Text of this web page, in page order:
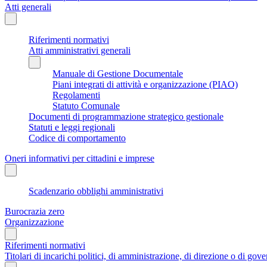
Atti generali
Riferimenti normativi
Atti amministrativi generali
Manuale di Gestione Documentale
Piani integrati di attività e organizzazione (PIAO)
Regolamenti
Statuto Comunale
Documenti di programmazione strategico gestionale
Statuti e leggi regionali
Codice di comportamento
Oneri informativi per cittadini e imprese
Scadenzario obblighi amministrativi
Burocrazia zero
Organizzazione
Riferimenti normativi
Titolari di incarichi politici, di amministrazione, di direzione o di